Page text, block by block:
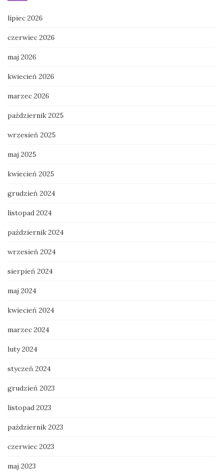
lipiec 2026
czerwiec 2026
maj 2026
kwiecień 2026
marzec 2026
październik 2025
wrzesień 2025
maj 2025
kwiecień 2025
grudzień 2024
listopad 2024
październik 2024
wrzesień 2024
sierpień 2024
maj 2024
kwiecień 2024
marzec 2024
luty 2024
styczeń 2024
grudzień 2023
listopad 2023
październik 2023
czerwiec 2023
maj 2023